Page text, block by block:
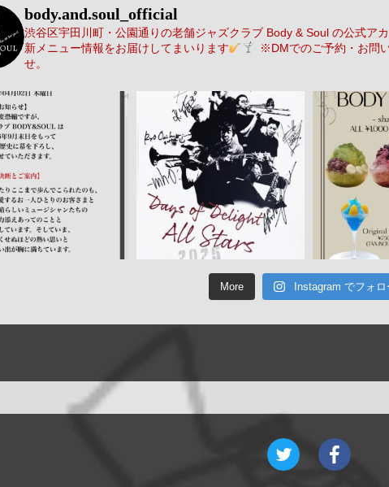
body.and.soul_official
渋谷区宇田川町・公園通りの老舗ジャズクラブ Body & Soul の公式ア
新メニュー情報をお届けしてまいります
※DMでのご予約・お問
せ。
More Instagram でフォロ